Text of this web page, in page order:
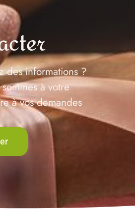
des informations ?
à votre
à vos demandes